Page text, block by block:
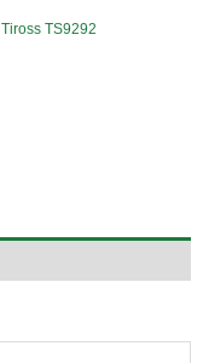
Tiross TS9292